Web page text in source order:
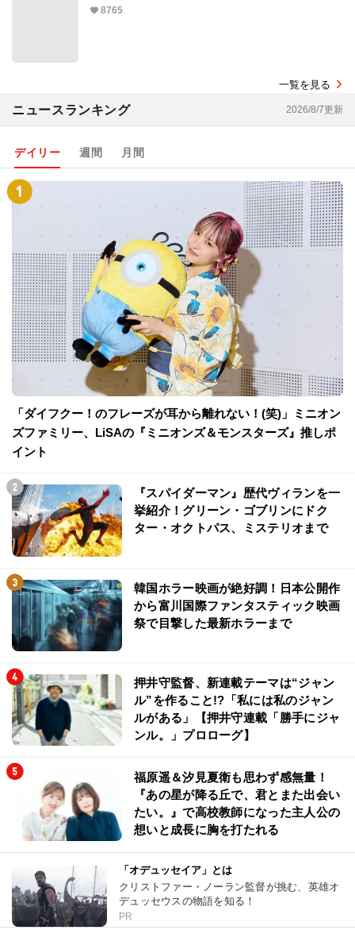
8765
一覧を見る
ニュースランキング 2026/8/7更新
デイリー 週間 月間
「ダイフクー！のフレーズが耳から離れない！(笑)」ミニオン
ズファミリー、LiSAの『ミニオンズ＆モンスターズ』推しポ
イント
『スパイダーマン』歴代ヴィランを一
挙紹介！グリーン・ゴブリンにドク
ター・オクトパス、ミステリオまで
韓国ホラー映画が絶好調！日本公開作
から富川国際ファンタスティック映画
祭で目撃した最新ホラーまで
押井守監督、新連載テーマは“ジャン
ル”を作ること!?「私には私のジャン
ルがある」【押井守連載「勝手にジャ
ンル。」プロローグ】
福原遥＆汐見夏衛も思わず感無量！
『あの星が降る丘で、君とまた出会い
たい。』で高校教師になった主人公の
想いと成長に胸を打たれる
「オデュッセイア」とは
クリストファー・ノーラン監督が挑む、英雄オ
デュッセウスの物語を知る！
PR